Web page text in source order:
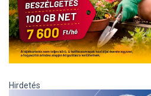
Hirdetés